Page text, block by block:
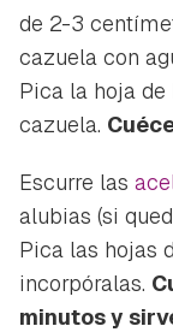
Guardar
Para poder
iniciar sesión
de 2-3
cazuela con
Pica la hoja de
cazuela.
Escurre las
alubias (si
Pica las hojas
incorpóralas.
minutos y
Gracias